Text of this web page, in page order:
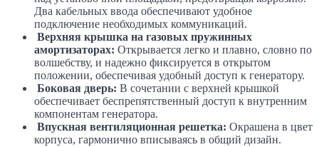
Два кабельных ввода обеспечивают удобное
подключение необходимых коммуникаций.
Верхняя крышка на газовых пружинных
амортизаторах: Открывается легко и плавно, словно по
волшебству, и надежно фиксируется в открытом
положении, обеспечивая удобный доступ к генератору.
Боковая дверь: В сочетании с верхней крышкой
обеспечивает беспрепятственный доступ к внутренним
компонентам генератора.
Впускная вентиляционная решетка: Окрашена в цвет
корпуса, гармонично вписываясь в общий дизайн.